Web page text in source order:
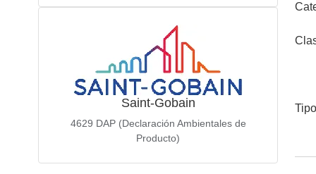
Saint-Gobain
4629 DAP (Declaración Ambientales de
Producto)
Tipo